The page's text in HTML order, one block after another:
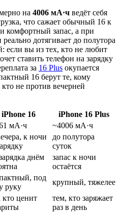
на 4006 мА·ч ведёт себя
что сажает обычный 16 к
комфортный запас, а при
дотягивает до полутора
если вы из тех, кто не любит
ставить телефон на зарядку
за 16 Plus окупается
16 берут те, кому
не против вечерней
iPhone 16
iPhone 16 Plus
мА·ч
~4006 мА·ч
к ночи
до полутора
суток
днём
запас к ночи
остаётся
под
руку
крупный, тяжелее
кто ценит
тем, кто заряжает
раз в день